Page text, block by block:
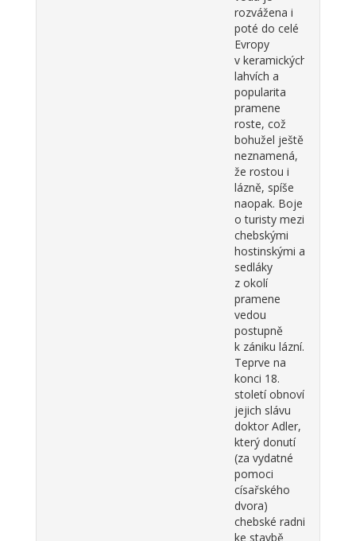
rozvážena i
poté do celé
Evropy
v keramických
lahvích a
popularita
pramene
roste, což
bohužel ještě
neznamená,
že rostou i
lázně, spíše
naopak. Boje
o turisty mezi
chebskými
hostinskými a
sedláky
z okolí
pramene
vedou
postupně
k zániku lázní.
Teprve na
konci 18.
století obnoví
jejich slávu
doktor Adler,
který donutí
(za vydatné
pomoci
císařského
dvora)
chebské radní
ke stavbě